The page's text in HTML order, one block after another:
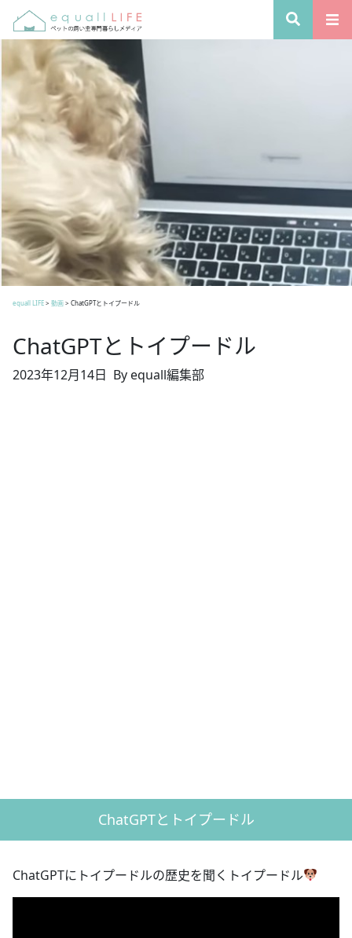
equall LIFE> 動画> ChatGPTとトイプードル
ChatGPTとトイプードル
2023年12月14日 By equall編集部
ChatGPTとトイプードル
ChatGPTにトイプードルの歴史を聞くトイプードル